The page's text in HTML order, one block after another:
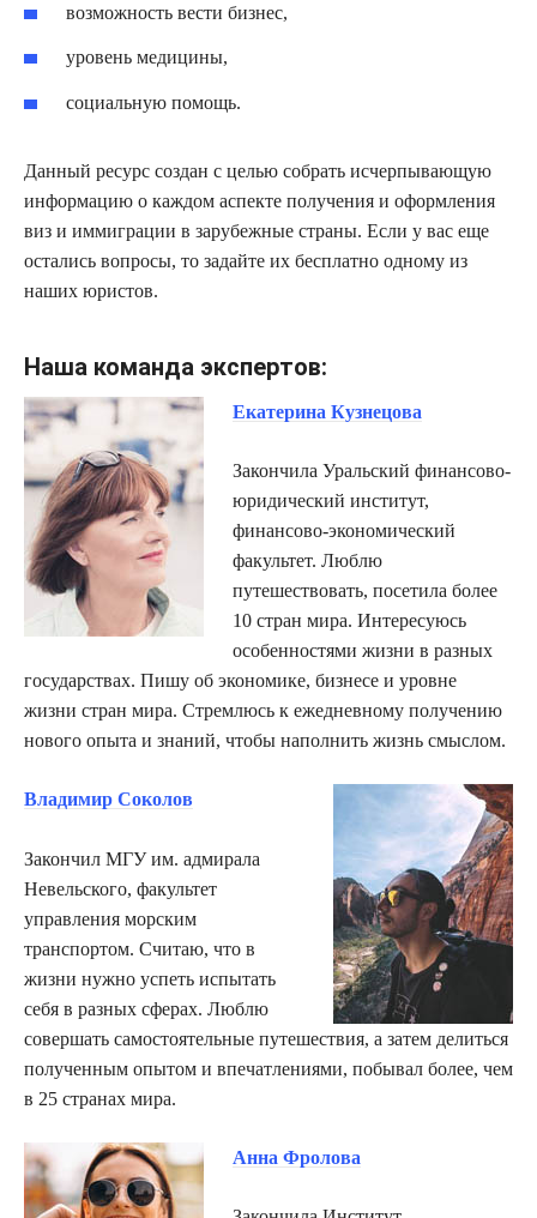
возможность вести бизнес,
уровень медицины,
социальную помощь.
Данный ресурс создан с целью собрать исчерпывающую
информацию о каждом аспекте получения и оформления
виз и иммиграции в зарубежные страны. Если у вас еще
остались вопросы, то задайте их бесплатно одному из
наших юристов.
Наша команда экспертов:
Екатерина Кузнецова
Закончила Уральский финансово-
юридический институт,
финансово-экономический
факультет. Люблю
путешествовать, посетила более
10 стран мира. Интересуюсь
особенностями жизни в разных
государствах. Пишу об экономике, бизнесе и уровне
жизни стран мира. Стремлюсь к ежедневному получению
нового опыта и знаний, чтобы наполнить жизнь смыслом.
Владимир Соколов
Закончил МГУ им. адмирала
Невельского, факультет
управления морским
транспортом. Считаю, что в
жизни нужно успеть испытать
себя в разных сферах. Люблю
совершать самостоятельные путешествия, а затем делиться
полученным опытом и впечатлениями, побывал более, чем
в 25 странах мира.
Анна Фролова